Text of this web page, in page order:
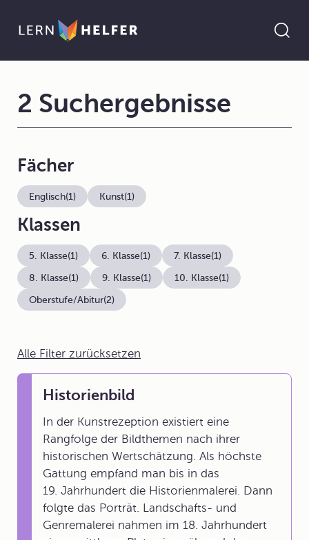
Alle Filter zurücksetzen
Historienbild
In der Kunstrezeption existiert eine
Rangfolge der Bildthemen nach ihrer
historischen Wertschätzung. Als höchste
Gattung empfand man bis in das
19. Jahrhundert die Historienmalerei. Dann
folgte das Porträt. Landschafts- und
Genremalerei nahmen im 18. Jahrhundert
2 Suchergebnisse
Fächer
Englisch(1) Kunst(1)
Klassen
5. Klasse(1) 6. Klasse(1) 7. Klasse(1)
8. Klasse(1) 9. Klasse(1) 10. Klasse(1)
Oberstufe/Abitur(2)